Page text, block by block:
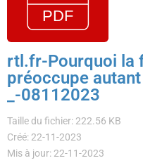
rtl.fr-Pourquoi la
préoccupe
_-08112023
Taille du fichier: 222.56 KB
Créé: 22-11-2023
Mis à jour: 22-11-2023